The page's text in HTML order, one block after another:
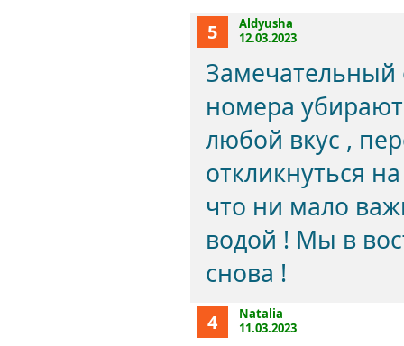
5
Aldyusha
12.03.2023
Замечательный
номера
любой вкус ,
откликнуться
что ни мало
водой ! Мы в
снова !
4
Natalia
11.03.2023